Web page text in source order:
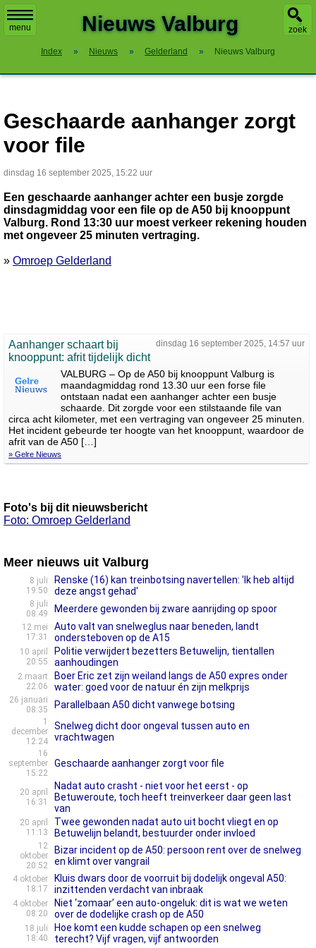
menu zoek
Nieuws Valburg
Index » Nieuws » Gelderland » Nieuws Valburg
Geschaarde aanhanger zorgt
voor file
dinsdag 16 september 2025, 15:22 uur
Een geschaarde aanhanger achter een busje zorgde
dinsdagmiddag voor een file op de A50 bij knooppunt
Valburg. Rond 13:30 uur moest verkeer rekening houden
met ongeveer 25 minuten vertraging.
» Omroep Gelderland
dinsdag 16 september 2025, 14:57 uur
Aanhanger schaart bij
knooppunt: afrit tijdelijk dicht
VALBURG – Op de A50 bij knooppunt Valburg is
maandagmiddag rond 13.30 uur een forse file
ontstaan nadat een aanhanger achter een busje
schaarde. Dit zorgde voor een stilstaande file van
circa acht kilometer, met een vertraging van ongeveer 25 minuten.
Het incident gebeurde ter hoogte van het knooppunt, waardoor de
afrit van de A50 […]
» Gelre Nieuws
Foto's bij dit nieuwsbericht
Foto: Omroep Gelderland
Meer nieuws uit Valburg
8 juli
19:50
Renske (16) kan treinbotsing navertellen: 'Ik heb altijd
deze angst gehad'
8 juli
08:49
Meerdere gewonden bij zware aanrijding op spoor
12 mei
17:31
Auto valt van snelweglus naar beneden, landt
ondersteboven op de A15
10 april
20:55
Politie verwijdert bezetters Betuwelijn, tientallen
aanhoudingen
2 maart
22:06
Boer Eric zet zijn weiland langs de A50 expres onder
water: goed voor de natuur én zijn melkprijs
26 januari
08:35
Parallelbaan A50 dicht vanwege botsing
1
december
12:24
Snelweg dicht door ongeval tussen auto en
vrachtwagen
16
september
15:22
Geschaarde aanhanger zorgt voor file
20 april
16:31
Nadat auto crasht - niet voor het eerst - op
Betuweroute, toch heeft treinverkeer daar geen last
van
20 april
11:13
Twee gewonden nadat auto uit bocht vliegt en op
Betuwelijn belandt, bestuurder onder invloed
12
oktober
20:52
Bizar incident op de A50: persoon rent over de snelweg
en klimt over vangrail
4 oktober
18:17
Kluis dwars door de voorruit bij dodelijk ongeval A50:
inzittenden verdacht van inbraak
4 oktober
08:20
Niet ‘zomaar’ een auto-ongeluk: dit is wat we weten
over de dodelijke crash op de A50
18 juli
18:40
Hoe komt een kudde schapen op een snelweg
terecht? Vijf vragen, vijf antwoorden